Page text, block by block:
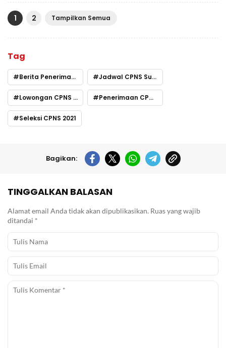
1 2 Tampilkan Semua
Tag
Berita Penerimaan CPNS Hari Ini Jadwal CPNS Sultra
Lowongan CPNS Terbaru Sutra Penerimaan CPNS Sultra
Seleksi CPNS 2021
Bagikan:
TINGGALKAN BALASAN
Alamat email Anda tidak akan dipublikasikan. Ruas yang wajib
ditandai *